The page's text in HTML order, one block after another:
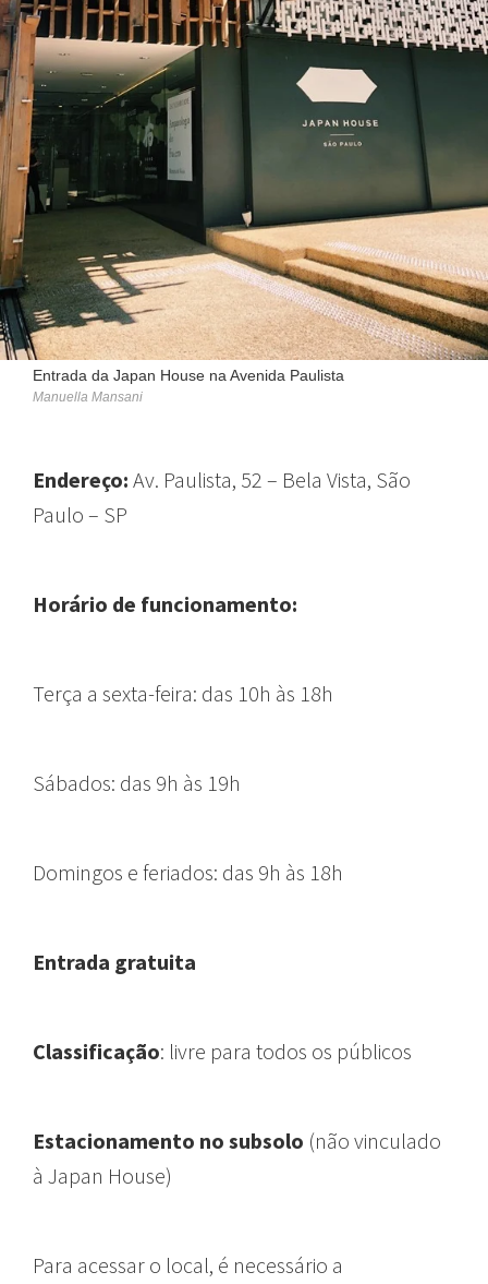
Entrada da Japan House na Avenida Paulista
Manuella Mansani
Endereço: Av. Paulista, 52 – Bela Vista, São
Paulo – SP
Horário de funcionamento:
Terça a sexta-feira: das 10h às 18h
Sábados: das 9h às 19h
Domingos e feriados: das 9h às 18h
Entrada gratuita
Classificação: livre para todos os públicos
Estacionamento no subsolo (não vinculado
à Japan House)
Para acessar o local, é necessário a